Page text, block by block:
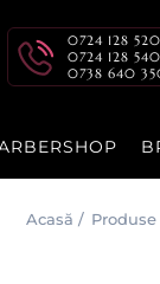
0724 128 520
0724 128 540
0738 640
Acasă /